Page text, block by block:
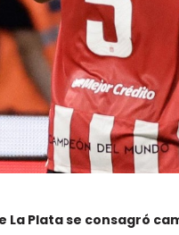
La Plata se consagró